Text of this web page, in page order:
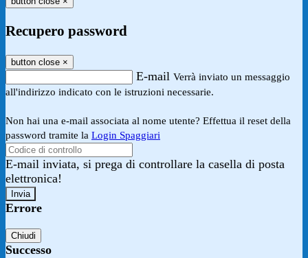
Recupero password
button close ×
E-mail Verrà inviato un messaggio
all'indirizzo indicato con le istruzioni necessarie.
Non hai una e-mail associata al nome utente? Effettua il reset della
password tramite la Login Spaggiari
E-mail inviata, si prega di controllare la casella di posta
elettronica!
Errore
Chiudi
Successo